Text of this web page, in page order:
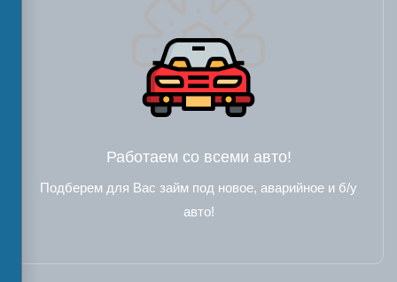
Работаем со всеми авто!
Подберем для Вас займ под новое, аварийное и б/у
авто!